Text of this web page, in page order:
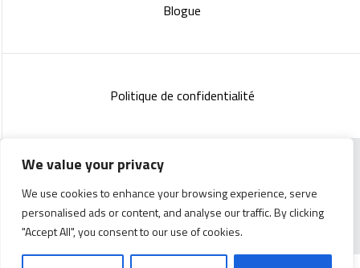
We value your privacy
We use cookies to enhance your browsing experience, serve
personalised ads or content, and analyse our traffic. By clicking
"Accept All", you consent to our use of cookies.
Blogue
Politique de confidentialité
Copyright 2023 :Standish Communications& Mélissa
Lachance